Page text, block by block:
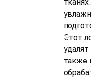
Этот
также